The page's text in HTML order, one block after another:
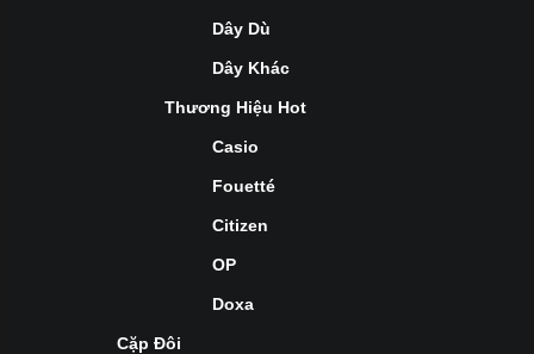
Dây Dù
Dây Khác
Thương Hiệu Hot
Casio
Fouetté
Citizen
OP
Doxa
Cặp Đôi